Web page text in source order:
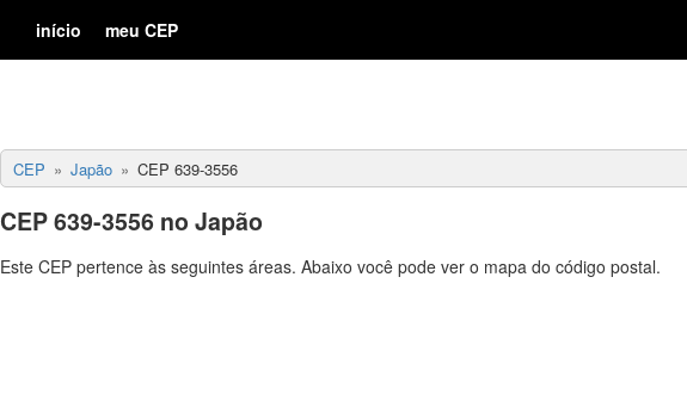
início meu CEP
CEP Japão CEP 639-3556
CEP 639-3556 no Japão
Este CEP pertence às seguintes áreas. Abaixo você pode ver o mapa do código postal.